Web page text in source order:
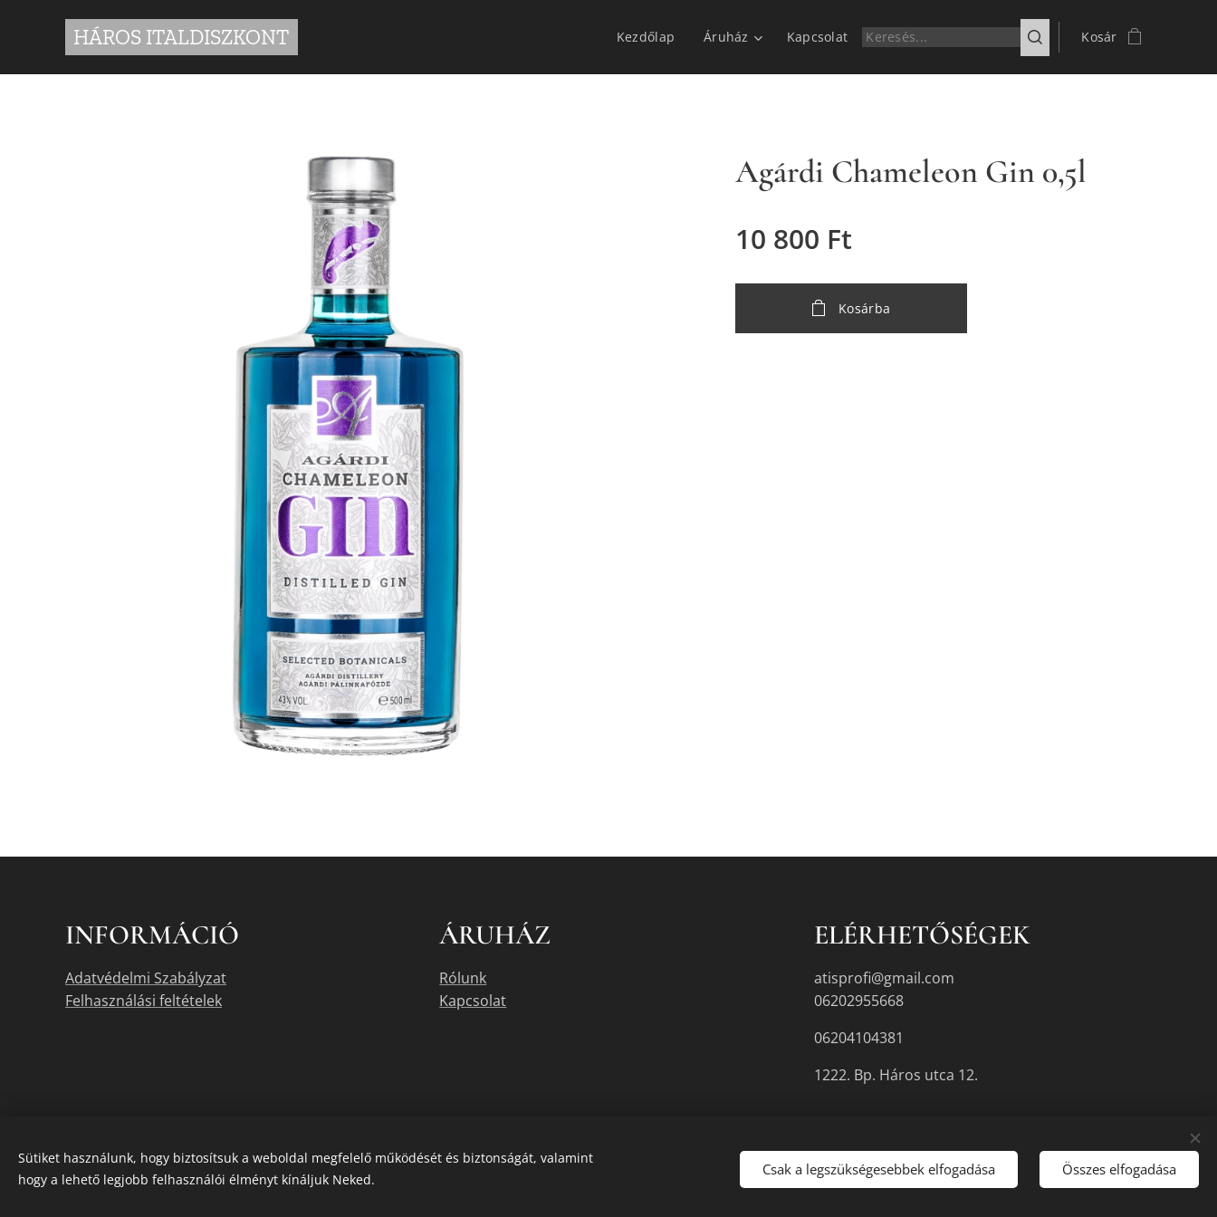
HÁROS ITALDISZKONT Kezdőlap Áruház Kapcsolat Kosár
Agárdi Chameleon Gin 0,5l
10 800 Ft
Kosárba
INFORMÁCIÓ
Adatvédelmi Szabályzat
Felhasználási feltételek
ÁRUHÁZ
Rólunk
Kapcsolat
ELÉRHETŐSÉGEK
atisprofi@gmail.com
06202955668
06204104381
1222. Bp. Háros utca 12.
A termékek aktuális készletéről érdeklődjön az üzletben, vagy a megadott elérhetőségek egyikén. Sütik
Sütiket használunk, hogy biztosítsuk a weboldal megfelelő működését és biztonságát, valamint
hogy a lehető legjobb felhasználói élményt kínáljuk Neked.
Csak a legszükségesebbek elfogadása Összes elfogadása